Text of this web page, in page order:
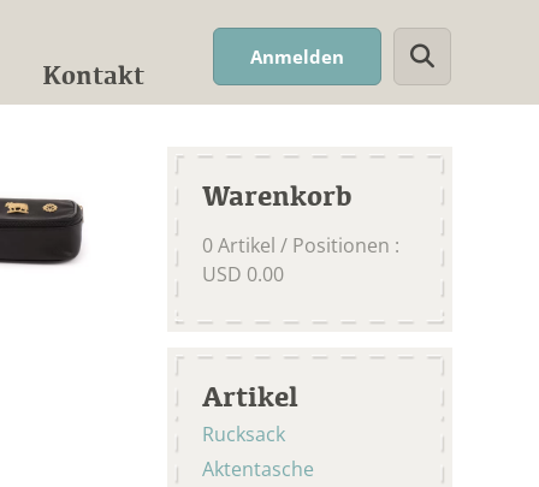
Kontakt
Anmelden Suchwort
Warenkorb
0Artikel / Positionen :
USD 0.00
Artikel
Rucksack
Aktentasche